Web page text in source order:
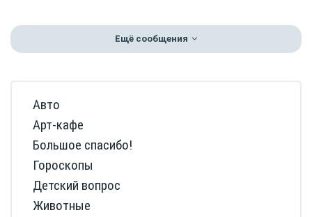
Ещё сообщения
Авто
Арт-кафе
Большое спасибо!
Гороскопы
Детский вопрос
Животные